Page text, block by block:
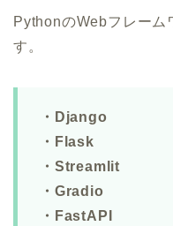
PythonのWebフレーム
す。
・Django
・Flask
・Streamlit
・Gradio
・FastAPI